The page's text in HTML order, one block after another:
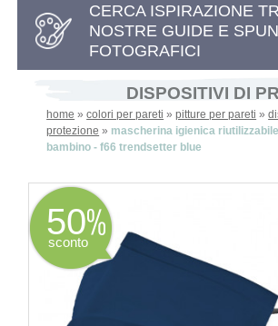
CERCA ISPIRAZIONE
NOSTRE GUIDE E
FOTOGRAFICI
DISPOSITIVI DI
home »colori per pareti »pitture per pareti »
protezione » mascherina igienica
bambino - f66 trendsetter blue
50
sconto